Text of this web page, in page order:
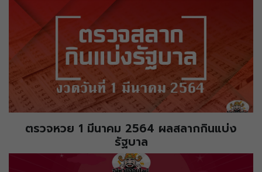
ตรวจหวย 1 มีนาคม 2564 ผลสลากกินแบ่ง
รัฐบาล